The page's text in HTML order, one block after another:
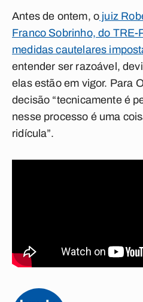
Antes de ontem, o juiz
Franco Sobrinho, do
medidas cautelares
entender ser razoável,
elas estão em vigor. Para
decisão “tecnicamente é
nesse processo é uma
ridícula”.